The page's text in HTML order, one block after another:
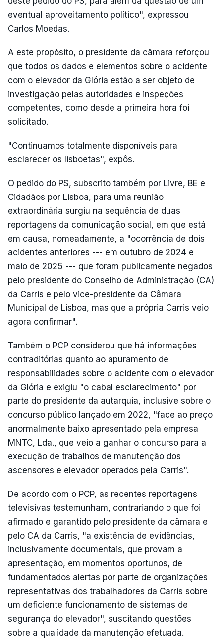
eventual aproveitamento político", expressou
Carlos Moedas.
A este propósito, o presidente da câmara reforçou
que todos os dados e elementos sobre o acidente
com o elevador da Glória estão a ser objeto de
investigação pelas autoridades e inspeções
competentes, como desde a primeira hora foi
solicitado.
"Continuamos totalmente disponíveis para
esclarecer os lisboetas", expôs.
O pedido do PS, subscrito também por Livre, BE e
Cidadãos por Lisboa, para uma reunião
extraordinária surgiu na sequência de duas
reportagens da comunicação social, em que está
em causa, nomeadamente, a "ocorrência de dois
acidentes anteriores --- em outubro de 2024 e
maio de 2025 --- que foram publicamente negados
pelo presidente do Conselho de Administração (CA)
da Carris e pelo vice-presidente da Câmara
Municipal de Lisboa, mas que a própria Carris veio
agora confirmar".
Também o PCP considerou que há informações
contraditórias quanto ao apuramento de
responsabilidades sobre o acidente com o elevador
da Glória e exigiu "o cabal esclarecimento" por
parte do presidente da autarquia, inclusive sobre o
concurso público lançado em 2022, "face ao preço
anormalmente baixo apresentado pela empresa
MNTC, Lda., que veio a ganhar o concurso para a
execução de trabalhos de manutenção dos
ascensores e elevador operados pela Carris".
De acordo com o PCP, as recentes reportagens
televisivas testemunham, contrariando o que foi
afirmado e garantido pelo presidente da câmara e
pelo CA da Carris, "a existência de evidências,
inclusivamente documentais, que provam a
apresentação, em momentos oportunos, de
fundamentados alertas por parte de organizações
representativas dos trabalhadores da Carris sobre
um deficiente funcionamento de sistemas de
segurança do elevador", suscitando questões
sobre a qualidade da manutenção efetuada.